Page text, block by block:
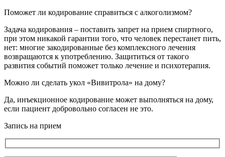
Поможет ли кодирование справиться с алкоголизмом?
Задача кодирования – поставить запрет на прием спиртного,
при этом никакой гарантии того, что человек перестанет пить,
нет: многие закодированные без комплексного лечения
возвращаются к употреблению. Защититься от такого
развития событий поможет только лечение и психотерапия.
Можно ли сделать укол «Вивитрола» на дому?
Да, инъекционное кодирование может выполняться на дому,
если пациент добровольно согласен не это.
Запись на прием